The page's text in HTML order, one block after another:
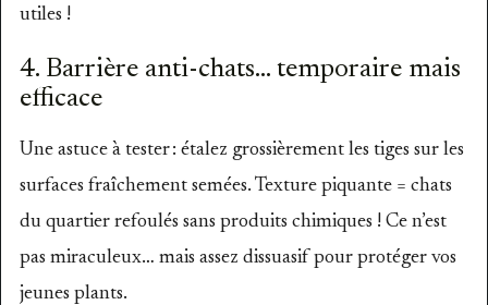
utiles !
4. Barrière anti-chats… temporaire mais
efficace
Une astuce à tester : étalez grossièrement les tiges sur les
surfaces fraîchement semées. Texture piquante = chats
du quartier refoulés sans produits chimiques ! Ce n’est
pas miraculeux… mais assez dissuasif pour protéger vos
jeunes plants.